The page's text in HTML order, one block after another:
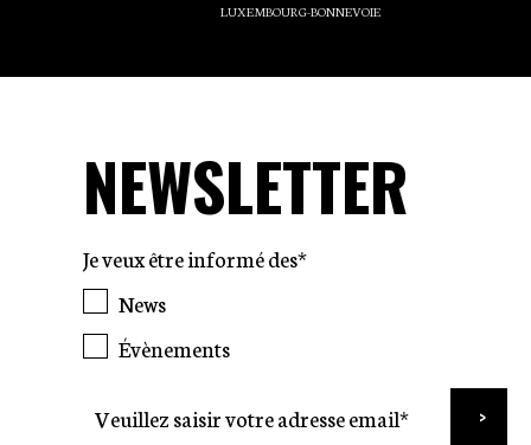
LUXEMBOURG-BONNEVOIE
NEWSLETTER
Je veux être informé des*
News
Évènements